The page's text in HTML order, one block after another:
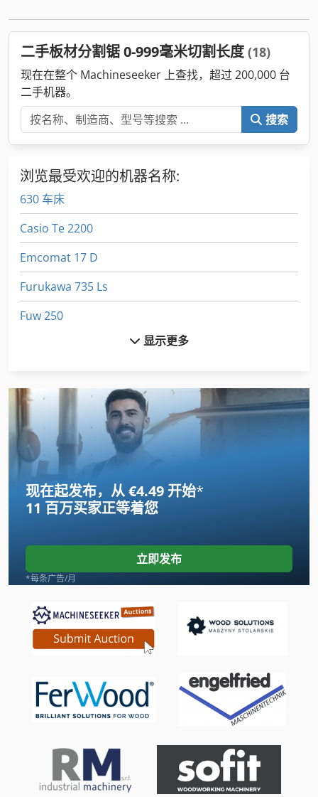
二手板材分割锯 0-999毫米切割长度(18)
现在在整个 Machineseeker 上查找，超过 200,000 台
二手机器。
搜索
浏览最受欢迎的机器名称:
630 车床
Casio Te 2200
Emcomat 17 D
Furukawa 735 Ls
Fuw 250
International 434
Linde
Newton 20
Schaublin 135
Transmig 400
Vdf Dus 560
Wenzel Lh 54
三维 扫描 仪
手动 绞车
手枪
断头台
林 德 叉车
显示更多
现在起发布，从 €4.49 开始*
11 百万买家正等着您
立即发布
*每条广告/月